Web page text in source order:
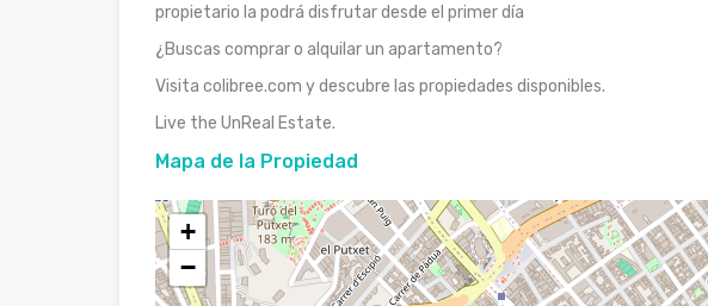
propietario la podrá disfrutar desde el primer día
¿Buscas comprar o alquilar un apartamento?
Visita colibree.com y descubre las propiedades disponibles.
Live the UnReal Estate.
Mapa de la Propiedad
+
−